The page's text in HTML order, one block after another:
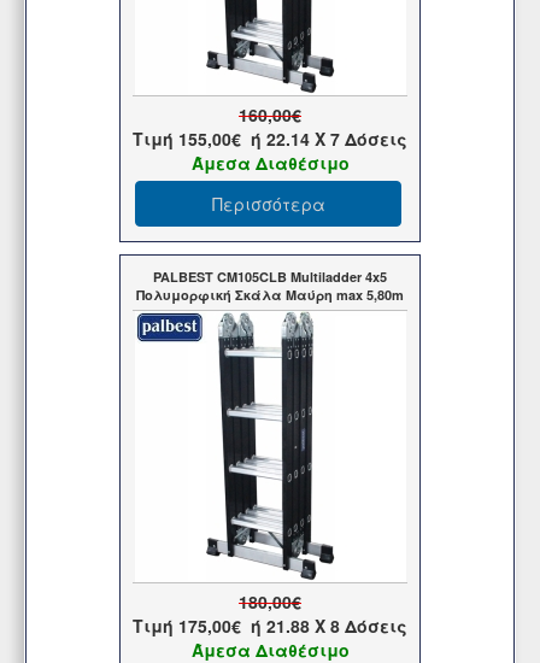
160,00€
Τιμή 155,00€ ή 22.14 X 7 Δόσεις
Άμεσα Διαθέσιμο
Περισσότερα
PALBEST CM105CLB Multiladder 4x5
Πολυμορφική Σκάλα Μαύρη max 5,80m
180,00€
Τιμή 175,00€ ή 21.88 X 8 Δόσεις
Άμεσα Διαθέσιμο